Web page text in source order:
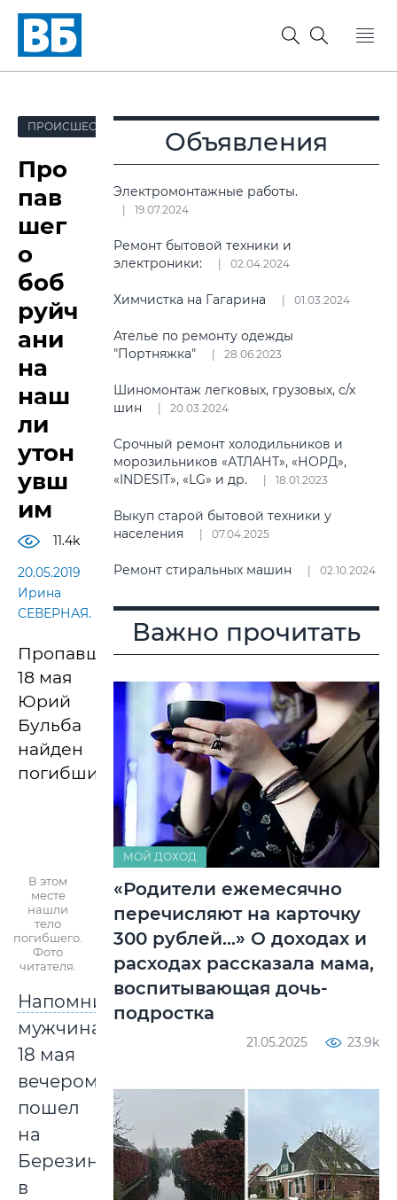
ПРОИСШЕСТВИЯ
Про
пав
шег
о
боб
руйч
ани
на
наш
ли
утон
увш
им
11.4k
20.05.2019
Ирина
СЕВЕРНАЯ.
Пропавший
18 мая
Юрий
Бульба
найден
погибшим
В этом
месте
нашли
тело
погибшего.
Фото
читателя.
Напомним,
мужчина
18 мая
вечером
пошел
на
Березину
в
Объявления
Электромонтажные работы.
19.07.2024
Ремонт бытовой техники и
электроники:
02.04.2024
Химчистка на Гагарина 01.03.2024
Ателье по ремонту одежды
"Портняжка"
28.06.2023
Шиномонтаж легковых, грузовых, с/х
шин
20.03.2024
Срочный ремонт холодильников и
морозильников «АТЛАНТ», «НОРД»,
«INDESIT», «LG» и др.
18.01.2023
Выкуп старой бытовой техники у
населения
07.04.2025
Ремонт стиральных машин 02.10.2024
Важно прочитать
МОЙ ДОХОД
«Родители ежемесячно
перечисляют на карточку
300 рублей…» О доходах и
расходах рассказала мама,
воспитывающая дочь-
подростка
21.05.2025 23.9k